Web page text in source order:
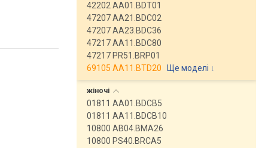
42202 AA01.BDT01
47207 AA21.BDC02
47207 AA23.BDC36
47217 AA11.BDC80
47217 PR51.BRP01
69105 AA11.BTD20
Ще моделі ↓
жіночі
01811 AA01.BDCB5
01811 AA11.BDCB10
10800 AB04.BMA26
10800 PS40.BRCA5